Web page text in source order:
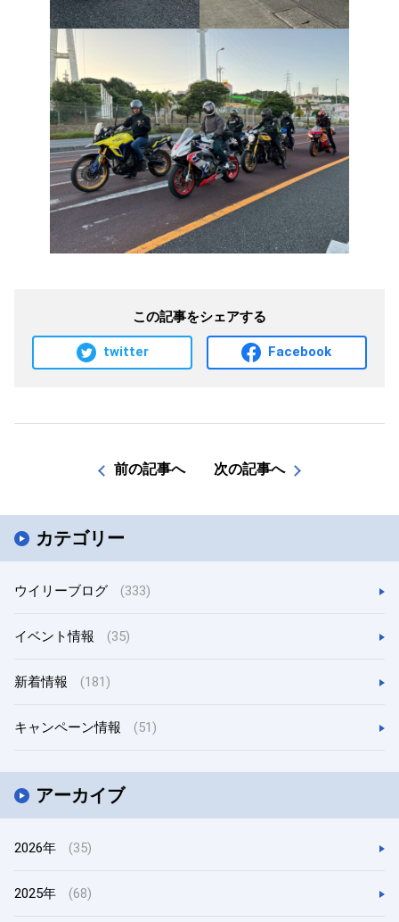
カテゴリー
ウイリーブログ (333)
イベント情報 (35)
新着情報 (181)
キャンペーン情報 (51)
アーカイブ
2026年 (35)
2025年 (68)
この記事をシェアする
twitter Facebook
前の記事へ 次の記事へ